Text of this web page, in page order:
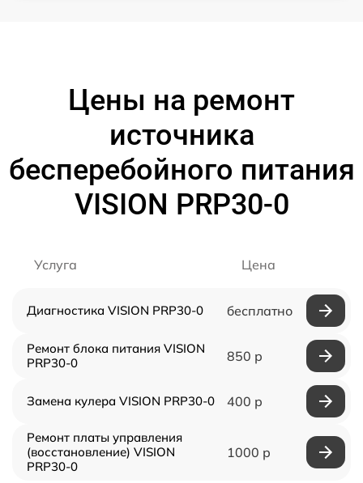
Цены на ремонт
источника
бесперебойного питания
VISION PRP30-0
Услуга Цена
Диагностика VISION PRP30-0 бесплатно
Ремонт блока питания VISION
PRP30-0
850 р
Замена кулера VISION PRP30-0 400 р
Ремонт платы управления
(восстановление) VISION
PRP30-0
1000 р